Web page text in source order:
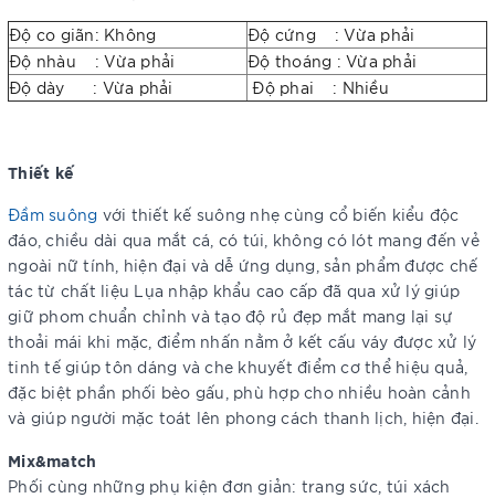
Độ co giãn: Không
Độ cứng : Vừa phải
Độ nhàu : Vừa phải
Độ thoáng : Vừa phải
Độ dày : Vừa phải
Độ phai : Nhiều
Thiết kế
Đầm suông với thiết kế suông nhẹ cùng cổ biến kiểu độc
đáo, chiều dài qua mắt cá, có túi, không có lót mang đến vẻ
ngoài nữ tính, hiện đại và dễ ứng dụng, sản phẩm được chế
tác từ chất liệu Lụa nhập khẩu cao cấp đã qua xử lý giúp
giữ phom chuẩn chỉnh và tạo độ rủ đẹp mắt mang lại sự
thoải mái khi mặc, điểm nhấn nằm ở kết cấu váy được xử lý
tinh tế giúp tôn dáng và che khuyết điểm cơ thể hiệu quả,
đặc biệt phần phối bèo gấu, phù hợp cho nhiều hoàn cảnh
và giúp người mặc toát lên phong cách thanh lịch, hiện đại.
Mix&match
Phối cùng những phụ kiện đơn giản: trang sức, túi xách